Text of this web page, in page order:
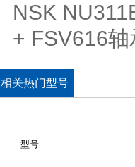
NSK
+ FSV616
相关热门型号
型号